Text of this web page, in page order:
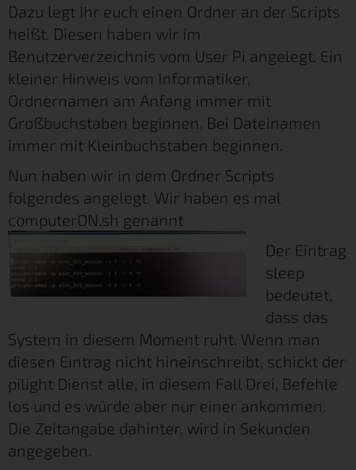
Dazu legt Ihr euch einen Ordner an der Scripts
heißt. Diesen haben wir im
Benutzerverzeichnis vom User Pi angelegt. Ein
kleiner Hinweis vom Informatiker,
Ordnernamen am Anfang immer mit
Großbuchstaben beginnen. Bei Dateinamen
immer mit Kleinbuchstaben beginnen.
Nun haben wir in dem Ordner Scripts
folgendes angelegt. Wir haben es mal
computerON.sh genannt
Der Eintrag
sleep
bedeutet,
dass das
System in diesem Moment ruht. Wenn man
diesen Eintrag nicht hineinschreibt, schickt der
pilight Dienst alle, in diesem Fall Drei, Befehle
los und es würde aber nur einer ankommen.
Die Zeitangabe dahinter, wird in Sekunden
angegeben.